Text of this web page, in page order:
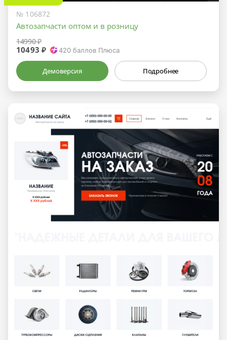
№ 106872
Автозапчасти оптом и в розницу
14990 ₽
10493 ₽ 420 баллов Плюса
Демоверсия Подробнее